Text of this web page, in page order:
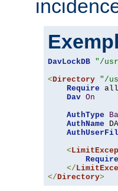
DavLockDB "/
<Directory "/
Require all
Dav On
AuthType
AuthName
<
Require
</
</Directory>